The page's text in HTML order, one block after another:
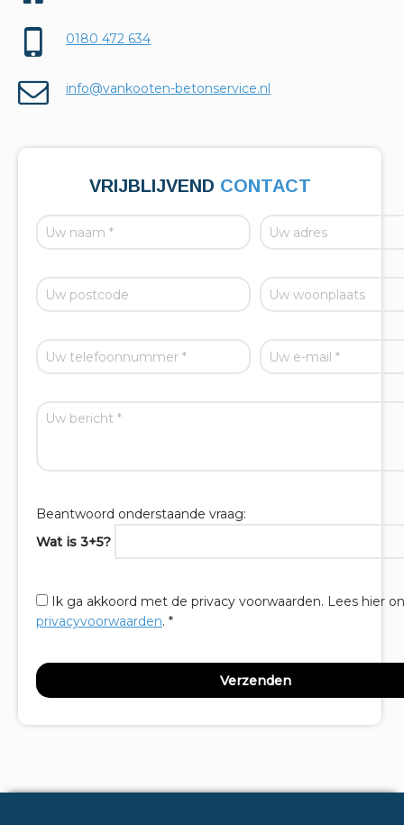
0180 472 634
info@vankooten-betonservice.nl
VRIJBLIJVEND CONTACT
Beantwoord onderstaande vraag:
Wat is 3+5?
Ik ga akkoord met de privacy voorwaarden. Lees hier
privacyvoorwaarden. *